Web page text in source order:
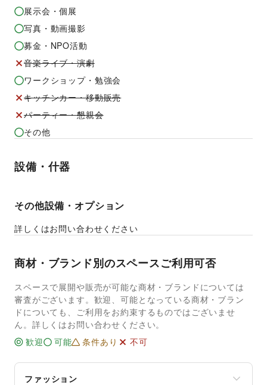
展示会・個展
写真・動画撮影
募金・NPO活動
音楽ライブ・演劇
ワークショップ・勉強会
キッチンカー・移動販売
パーティー・懇親会
その他
設備・什器
その他設備・オプション
詳しくはお問い合わせください
商材・ブランド別のスペースご利用可否
スペースで展開や販売が可能な商材・ブランドについては
審査がございます。歓迎、可能となっている商材・ブラン
ドについても、ご利用をお約束するものではございませ
ん。詳しくはお問い合わせください。
歓迎
可能 条件あり 不可
ファッション